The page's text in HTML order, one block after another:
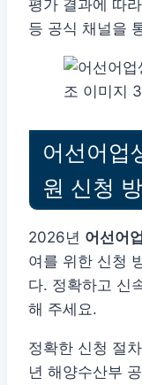
평가 결과에 따
등 공식 채널을
어선어업
원 신청
2026년 어선어
여를 위한 신청
다. 정확하고 신
해 주세요.
정확한 신청 절
년 해양수산부